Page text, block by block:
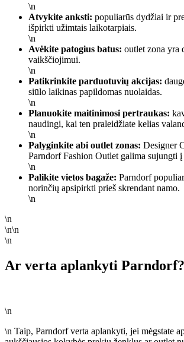
\n
Atvykite anksti: populiarūs dydžiai ir
išpirkti užimtais laikotarpiais.
\n
Avėkite patogius batus: outlet zona yra
vaikščiojimui.
\n
Patikrinkite parduotuvių akcijas:
siūlo laikinas papildomas nuolaidas.
\n
Planuokite maitinimosi pertraukas:
naudingi, kai ten praleidžiate kelias
\n
Palyginkite abi outlet zonas: Designer
Parndorf Fashion Outlet galima sujungti
\n
Palikite vietos bagaže: Parndorf
norinčių apsipirkti prieš skrendant namo.
\n
\n
\n\n
\n
Ar verta aplankyti Parndorf?
\n
\n Taip, Parndorf verta aplankyti, jei mėgstate